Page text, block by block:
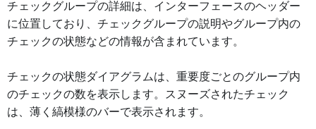
チェックグループの詳細は、インターフェースのヘッダー
に位置しており、チェックグループの説明やグループ内の
チェックの状態などの情報が含まれています。
チェックの状態ダイアグラムは、重要度ごとのグループ内
のチェックの数を表示します。スヌーズされたチェック
は、薄く縞模様のバーで表示されます。